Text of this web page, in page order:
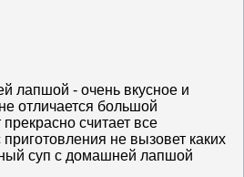
лапшой - очень вкусное и
отличается большой
считает все
не вызовет каких
суп с домашней лапшой